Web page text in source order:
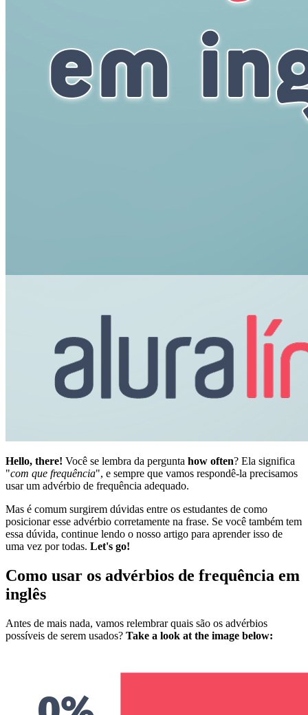
Hello, there! Você se lembra da pergunta how often? Ela significa
"com que frequência", e sempre que vamos respondê-la precisamos
usar um advérbio de frequência adequado.
Mas é comum surgirem dúvidas entre os estudantes de como
posicionar esse advérbio corretamente na frase. Se você também tem
essa dúvida, continue lendo o nosso artigo para aprender isso de
uma vez por todas. Let's go!
Como usar os advérbios de frequência em
inglês
Antes de mais nada, vamos relembrar quais são os advérbios
possíveis de serem usados? Take a look at the image below: